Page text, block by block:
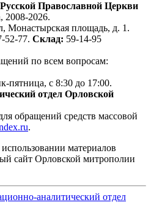
Православной Церкви
, 2008-2026.
Монастырская площадь, д. 1.
52-77. Склад: 59-14-95
по всем вопросам:
пятница, с 8:30 до 17:00.
отдел Орловской
обращений средств массовой
.
материалов
сайт Орловской митрополии
аналитический отдел